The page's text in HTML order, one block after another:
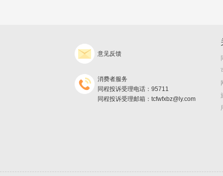
意见反馈
消费者服务
同程投诉受理电话：95711
同程投诉受理邮箱：tcfwfxbz@ly.com